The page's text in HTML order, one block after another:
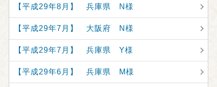
【平成29年8月】 兵庫県 N様
【平成29年7月】 大阪府 N様
【平成29年7月】 兵庫県 Y様
【平成29年6月】 兵庫県 M様